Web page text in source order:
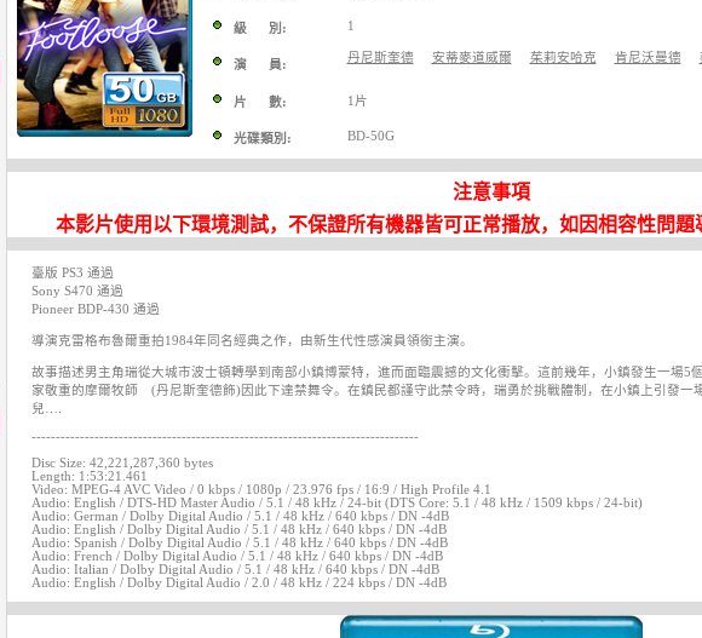
級 別: 1
演 員:
丹尼斯奎德 安蒂麥道威爾 茱莉安哈克 肯尼沃曼德
片 數: 1片
光碟類別: BD-50G
注意事項
本影片使用以下環境測試，不保證所有機器皆可正常播放，如因相容性問
臺版 PS3 通過
Sony S470 通過
Pioneer BDP-430 通過
導演克雷格布魯爾重拍1984年同名經典之作，由新生代性感演員領銜主演。
故事描述男主角瑞從大城市波士頓轉學到南部小鎮博蒙特，進而面臨震撼的文化衝擊。這前幾年，小鎮發生一場5
家敬重的摩爾牧師 (丹尼斯奎德飾)因此下達禁舞令。在鎮民都謹守此禁令時，瑞勇於挑戰體制，在小鎮上引發一
兒….
--------------------------------------------------------------------------------
Disc Size: 42,221,287,360 bytes
Length: 1:53:21.461
Video: MPEG-4 AVC Video / 0 kbps / 1080p / 23.976 fps / 16:9 / High Profile 4.1
Audio: English / DTS-HD Master Audio / 5.1 / 48 kHz / 24-bit (DTS Core: 5.1 / 48 kHz / 1509 kbps / 24-bit)
Audio: German / Dolby Digital Audio / 5.1 / 48 kHz / 640 kbps / DN -4dB
Audio: English / Dolby Digital Audio / 5.1 / 48 kHz / 640 kbps / DN -4dB
Audio: Spanish / Dolby Digital Audio / 5.1 / 48 kHz / 640 kbps / DN -4dB
Audio: French / Dolby Digital Audio / 5.1 / 48 kHz / 640 kbps / DN -4dB
Audio: Italian / Dolby Digital Audio / 5.1 / 48 kHz / 640 kbps / DN -4dB
Audio: English / Dolby Digital Audio / 2.0 / 48 kHz / 224 kbps / DN -4dB